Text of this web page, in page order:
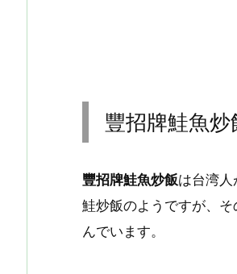
豐招牌鮭魚炒
豐招牌鮭魚炒飯は台湾
鮭炒飯のようですが、
んでいます。